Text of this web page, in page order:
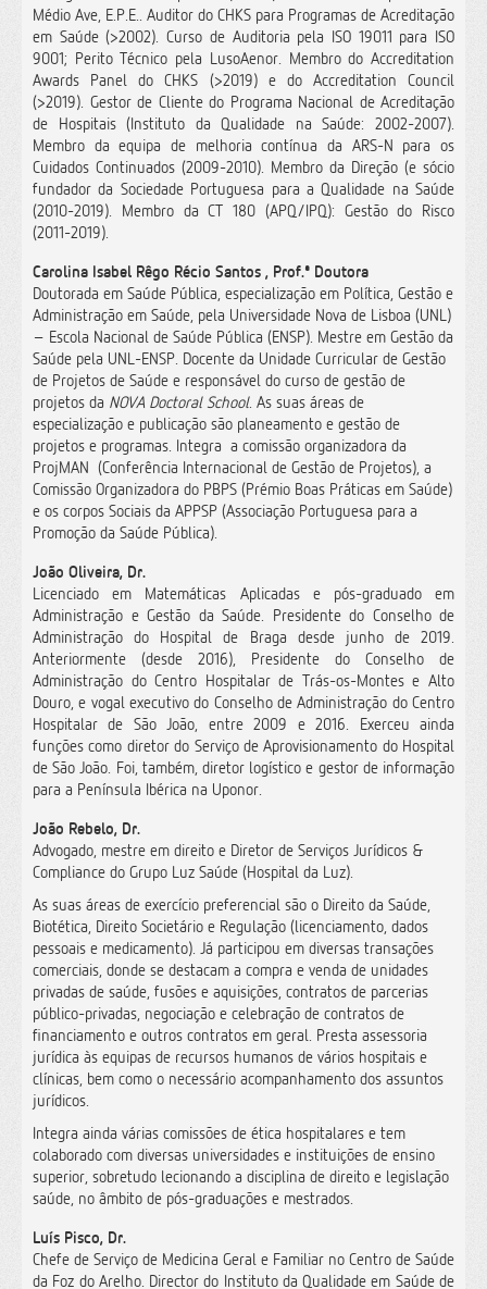
Médio Ave, E.P.E.. Auditor do CHKS para Programas de Acreditação
em Saúde (>2002). Curso de Auditoria pela ISO 19011 para ISO
9001; Perito Técnico pela LusoAenor. Membro do Accreditation
Awards Panel do CHKS (>2019) e do Accreditation Council
(>2019). Gestor de Cliente do Programa Nacional de Acreditação
de Hospitais (Instituto da Qualidade na Saúde: 2002-2007).
Membro da equipa de melhoria contínua da ARS-N para os
Cuidados Continuados (2009-2010). Membro da Direção (e sócio
fundador da Sociedade Portuguesa para a Qualidade na Saúde
(2010-2019). Membro da CT 180 (APQ/IPQ): Gestão do Risco
(2011-2019).
Carolina Isabel Rêgo Récio Santos , Prof.ª Doutora
Doutorada em Saúde Pública, especialização em Política, Gestão e
Administração em Saúde, pela Universidade Nova de Lisboa (UNL)
– Escola Nacional de Saúde Pública (ENSP). Mestre em Gestão da
Saúde pela UNL-ENSP. Docente da Unidade Curricular de Gestão
de Projetos de Saúde e responsável do curso de gestão de
projetos da NOVA Doctoral School. As suas áreas de
especialização e publicação são planeamento e gestão de
projetos e programas. Integra a comissão organizadora da
ProjMAN (Conferência Internacional de Gestão de Projetos), a
Comissão Organizadora do PBPS (Prémio Boas Práticas em Saúde)
e os corpos Sociais da APPSP (Associação Portuguesa para a
Promoção da Saúde Pública).
João Oliveira, Dr.
Licenciado em Matemáticas Aplicadas e pós-graduado em
Administração e Gestão da Saúde. Presidente do Conselho de
Administração do Hospital de Braga desde junho de 2019.
Anteriormente (desde 2016), Presidente do Conselho de
Administração do Centro Hospitalar de Trás-os-Montes e Alto
Douro, e vogal executivo do Conselho de Administração do Centro
Hospitalar de São João, entre 2009 e 2016. Exerceu ainda
funções como diretor do Serviço de Aprovisionamento do Hospital
de São João. Foi, também, diretor logístico e gestor de informação
para a Península Ibérica na Uponor.
João Rebelo, Dr.
Advogado, mestre em direito e Diretor de Serviços Jurídicos &
Compliance do Grupo Luz Saúde (Hospital da Luz).
As suas áreas de exercício preferencial são o Direito da Saúde,
Biotética, Direito Societário e Regulação (licenciamento, dados
pessoais e medicamento). Já participou em diversas transações
comerciais, donde se destacam a compra e venda de unidades
privadas de saúde, fusões e aquisições, contratos de parcerias
público-privadas, negociação e celebração de contratos de
financiamento e outros contratos em geral. Presta assessoria
jurídica às equipas de recursos humanos de vários hospitais e
clínicas, bem como o necessário acompanhamento dos assuntos
jurídicos.
Integra ainda várias comissões de ética hospitalares e tem
colaborado com diversas universidades e instituições de ensino
superior, sobretudo lecionando a disciplina de direito e legislação
saúde, no âmbito de pós-graduações e mestrados.
Luís Pisco, Dr.
Chefe de Serviço de Medicina Geral e Familiar no Centro de Saúde
da Foz do Arelho. Director do Instituto da Qualidade em Saúde de